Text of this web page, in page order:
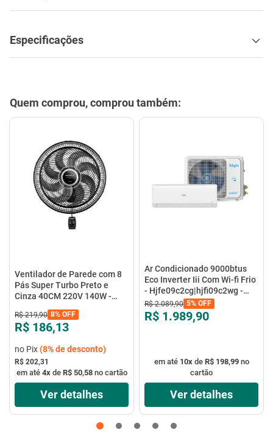
Especificações
Quem comprou, comprou também:
Ventilador de Parede com 8
Pás Super Turbo Preto e
Cinza 40CM 220V 140W -
R$ 219,90 8% OFF
R$ 186,13
no Pix(8%de desconto)
R$ 202,31
em até 4xde R$ 50,58no cartão
Ver detalhes
Ar Condicionado 9000btus
Eco Inverter Iii Com Wi-fi Frio
- Hjfe09c2cg|hjfi09c2wg -
Elgin
R$ 2.089,90 5% OFF
R$ 1.989,90
em até 10xde R$ 198,99no
cartão
Ver detalhes